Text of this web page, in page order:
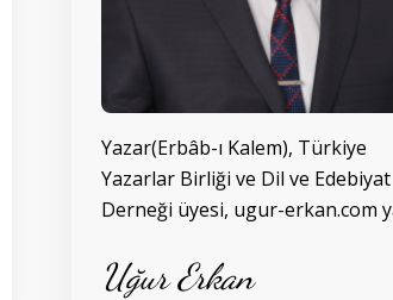
Yazar(Erbâb-ı Kalem), Türkiye
Yazarlar Birliği ve Dil ve Edebiyat
Derneği üyesi, ugur-erkan.com
Uğur Erkan